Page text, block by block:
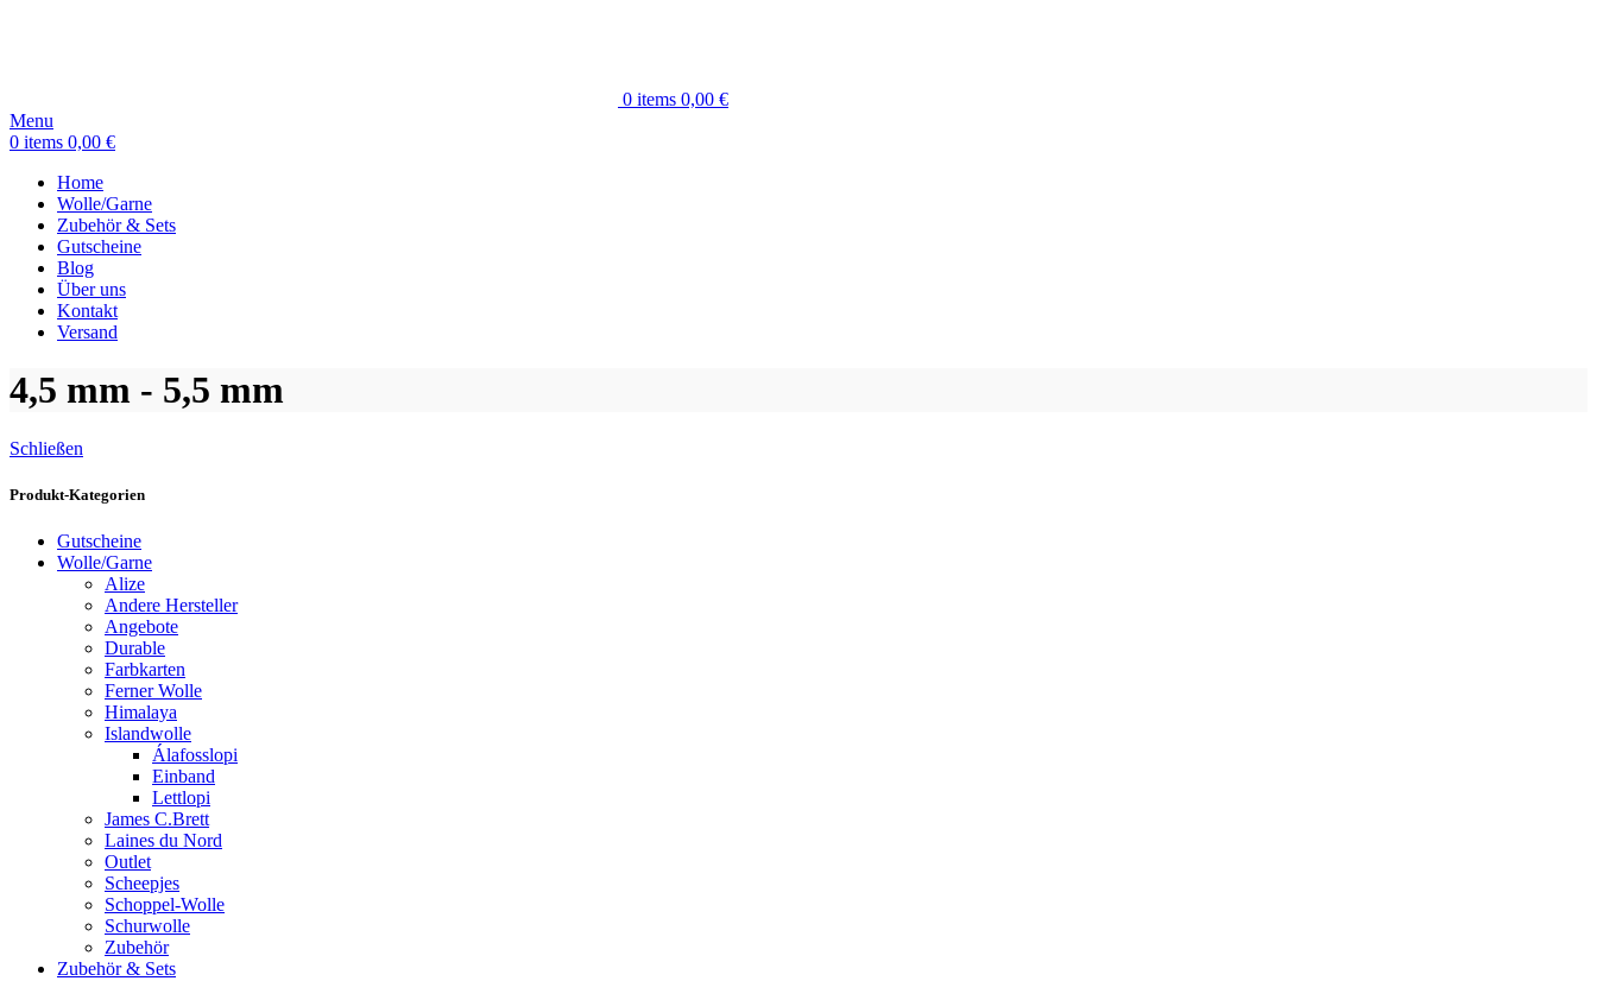
0 items 0,00 €
Menu
0 items 0,00 €
Home
Wolle/Garne
Zubehör & Sets
Gutscheine
Blog
Über uns
Kontakt
Versand
4,5 mm - 5,5 mm
Schließen
Produkt-Kategorien
Gutscheine
Wolle/Garne
Alize
Andere Hersteller
Angebote
Durable
Farbkarten
Ferner Wolle
Himalaya
Islandwolle
Álafosslopi
Einband
Lettlopi
James C.Brett
Laines du Nord
Outlet
Scheepjes
Schoppel-Wolle
Schurwolle
Zubehör
Zubehör & Sets